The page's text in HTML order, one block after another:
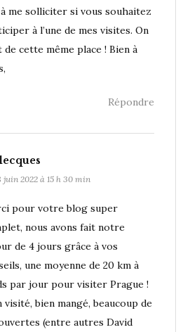
me solliciter si vous souhaitez
à l’une de mes visites. On
de cette même place ! Bien à
Répondre
juin 2022 à 15 h 30 min
pour votre blog super
nous avons fait notre
de 4 jours grâce à vos
une moyenne de 20 km à
par jour pour visiter Prague !
visité, bien mangé, beaucoup de
(entre autres David